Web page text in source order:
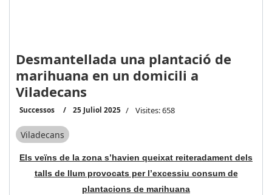
Desmantellada una plantació de
marihuana en un domicili a
Viladecans
Successos 25 Juliol 2025 Visites: 658
Viladecans
Els veïns de la zona s’havien queixat reiteradament dels
talls de llum provocats per l’excessiu consum de
plantacions de marihuana